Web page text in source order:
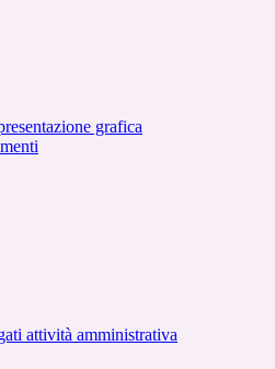
grafica
attività amministrativa